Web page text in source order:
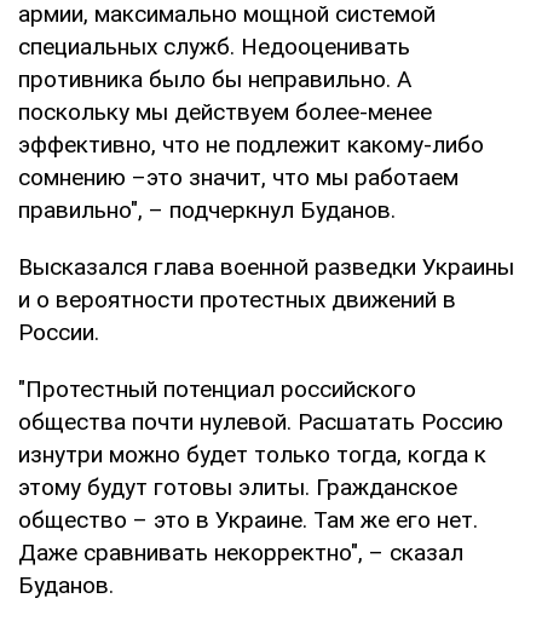
армии, максимально мощной системой
специальных служб. Недооценивать
противника было бы неправильно. А
поскольку мы действуем более-менее
эффективно, что не подлежит какому-либо
сомнению –это значит, что мы работаем
правильно", – подчеркнул Буданов.
Высказался глава военной разведки Украины
и о вероятности протестных движений в
России.
"Протестный потенциал российского
общества почти нулевой. Расшатать Россию
изнутри можно будет только тогда, когда к
этому будут готовы элиты. Гражданское
общество – это в Украине. Там же его нет.
Даже сравнивать некорректно", – сказал
Буданов.